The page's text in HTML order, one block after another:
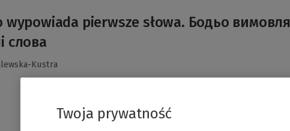
wypowiada pierwsze słowa. Бодьо
слова
Kustra
Twoja prywatność